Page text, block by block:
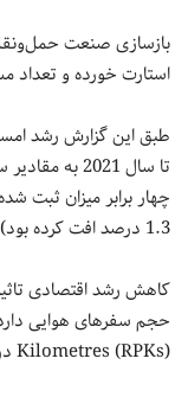
بازسازی صنعت حمل‌ونقل
استارت خورده و تعداد مسافران
1.3 درصد افت کرده بود).
کاهش رشد اقتصادی
Kilometres (RPKs) در سال جاری حدود 50 درصد افت کند.